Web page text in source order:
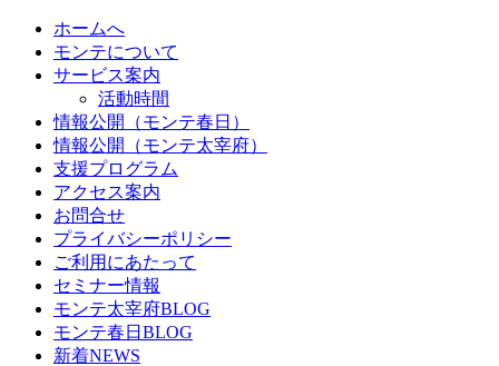
ホームへ
モンテについて
サービス案内
活動時間
情報公開（モンテ春日）
情報公開（モンテ太宰府）
支援プログラム
アクセス案内
お問合せ
プライバシーポリシー
ご利用にあたって
セミナー情報
モンテ太宰府BLOG
モンテ春日BLOG
新着NEWS